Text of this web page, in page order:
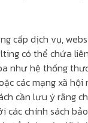
cấp dịch vụ,
có thể chứa
như hệ thống
các mạng xã hội
cần lưu ý rằng
các chính sách